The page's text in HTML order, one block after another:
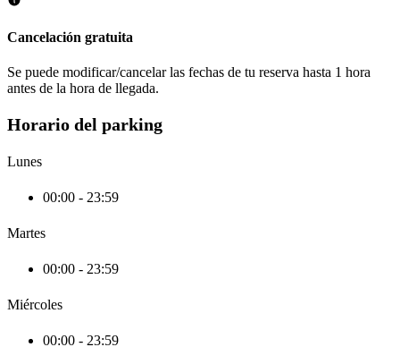
Cancelación gratuita
Se puede modificar/cancelar las fechas de tu reserva hasta 1 hora
antes de la hora de llegada.
Horario del parking
Lunes
00:00 - 23:59
Martes
00:00 - 23:59
Miércoles
00:00 - 23:59